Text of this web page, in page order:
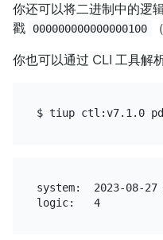
你还可以将二进制中的逻
戳
000000000000000100
你也可以通过 CLI 工具解
system:  2023-08-27
logic:   4